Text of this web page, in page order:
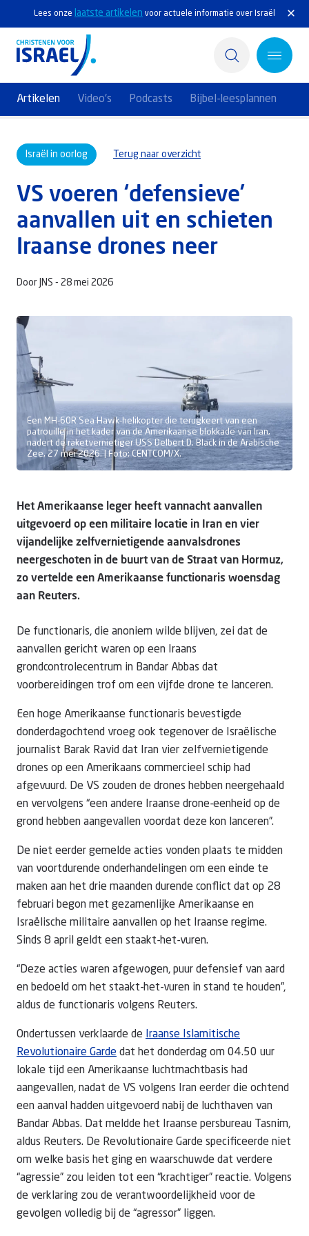
Lees onze laatste artikelen voor actuele informatie over Israël
Artikelen Video's Podcasts Bijbel-leesplannen
Actief
Ontdek
Steun Israël
Doneer
Israël in oorlog Terug naar overzicht
VS voeren ‘defensieve’
aanvallen uit en schieten
Iraanse drones neer
Door JNS - 28 mei 2026
Een MH-60R Sea Hawk-helikopter die terugkeert van een
patrouille in het kader van de Amerikaanse blokkade van Iran,
nadert de raketvernietiger USS Delbert D. Black in de Arabische
Zee, 27 mei 2026. | Foto: CENTCOM/X.
Het Amerikaanse leger heeft vannacht aanvallen
uitgevoerd op een militaire locatie in Iran en vier
vijandelijke zelfvernietigende aanvalsdrones
neergeschoten in de buurt van de Straat van Hormuz,
zo vertelde een Amerikaanse functionaris woensdag
aan Reuters.
De functionaris, die anoniem wilde blijven, zei dat de
aanvallen gericht waren op een Iraans
grondcontrolecentrum in Bandar Abbas dat
voorbereidingen trof om een vijfde drone te lanceren.
Een hoge Amerikaanse functionaris bevestigde
donderdagochtend vroeg ook tegenover de Israëlische
journalist Barak Ravid dat Iran vier zelfvernietigende
drones op een Amerikaans commercieel schip had
afgevuurd. De VS zouden de drones hebben neergehaald
en vervolgens “een andere Iraanse drone-eenheid op de
grond hebben aangevallen voordat deze kon lanceren”.
De niet eerder gemelde acties vonden plaats te midden
van voortdurende onderhandelingen om een einde te
maken aan het drie maanden durende conflict dat op 28
februari begon met gezamenlijke Amerikaanse en
Israëlische militaire aanvallen op het Iraanse regime.
Sinds 8 april geldt een staakt-het-vuren.
“Deze acties waren afgewogen, puur defensief van aard
en bedoeld om het staakt-het-vuren in stand te houden”,
aldus de functionaris volgens Reuters.
Ondertussen verklaarde de
Iraanse Islamitische
Revolutionaire Garde dat het donderdag om 04.50 uur
lokale tijd een Amerikaanse luchtmachtbasis had
aangevallen, nadat de VS volgens Iran eerder die ochtend
een aanval hadden uitgevoerd nabij de luchthaven van
Bandar Abbas. Dat meldde het Iraanse persbureau Tasnim,
aldus Reuters. De Revolutionaire Garde specificeerde niet
om welke basis het ging en waarschuwde dat verdere
“agressie” zou leiden tot een “krachtiger” reactie. Volgens
de verklaring zou de verantwoordelijkheid voor de
gevolgen volledig bij de “agressor” liggen.